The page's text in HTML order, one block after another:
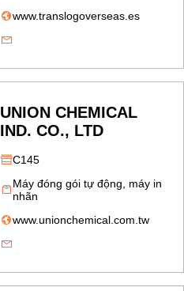
www.translogoverseas.es
UNION CHEMICAL
IND. CO., LTD
C145
Máy đóng gói tự động, máy in
nhãn
www.unionchemical.com.tw